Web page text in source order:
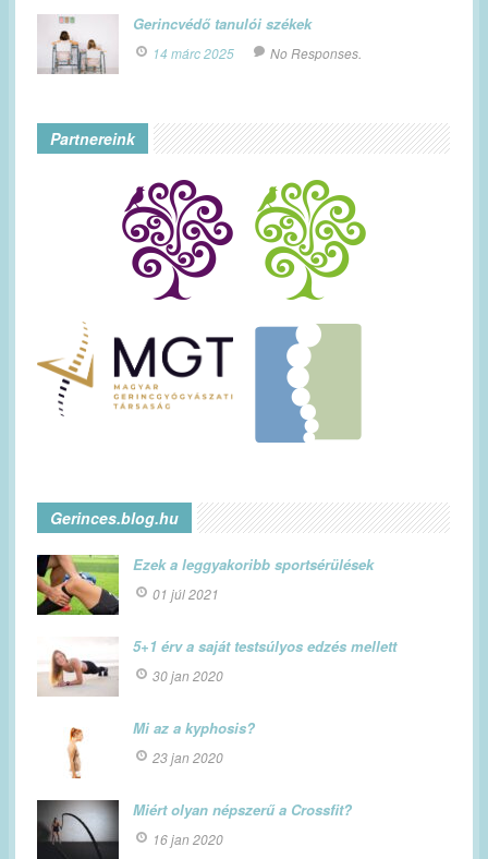
Gerincvédő tanulói székek
14 márc 2025 No Responses.
Partnereink
Gerinces.blog.hu
Ezek a leggyakoribb sportsérülések
01 júl 2021
5+1 érv a saját testsúlyos edzés mellett
30 jan 2020
Mi az a kyphosis?
23 jan 2020
Miért olyan népszerű a Crossfit?
16 jan 2020